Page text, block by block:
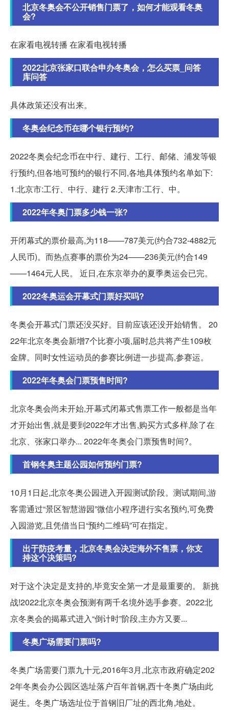
北京冬奥会不公开销售门票了，如何才能观看冬奥
会?
在家看电视转播 在家看电视转播
2022北京张家口联合申办冬奥会，怎么买票_问答
库问答
具体政策还没有出来。
冬奥会纪念币在哪个银行预约?
2022冬奥会纪念币在中行、建行、工行、邮储、浦发等银
行预约,但各地可预约的银行不同,各地具体预约名单如下:
1.北京市:工行、中行、建行 2.天津市:工行、中。
2022年冬奥门票多少钱一张?
开闭幕式的票价最高,为118——787美元(约合732-4882元
人民币)。而热点赛事的票价为24——236美元(约合149
——1464元人民。 近日,在东京举办的夏季奥运会已完。
2022冬奥运会开幕式门票好买吗?
冬奥会开幕式门票还没买好。目前应该还没开始销售。 20
22年北京冬奥会新增7个比赛小项,届时总共将产生109枚
金牌。同时女性运动员的参赛比例进一步提高,参赛运。
2022年冬奥会门票预售时间?
北京冬奥会尚未开始,开幕式闭幕式售票工作一般都是当年
才开始出售,就是要到2022年才出售,购买方式多样,除了在
北京、张家口举办... 2022年冬奥会门票预售时间?。
首钢冬奥主题公园如何预约门票?
10月1日起,北京冬奥公园进入开园测试阶段。测试期间,游
客需通过“景区智慧游园”微信小程序进行实名预约,可免费
入园游览,且凭借当日“预约二维码”可在指定。
出于防疫考量，北京冬奥会决定海外不售票，你支
持这个决策吗?
对于这个决定是支持的,毕竟安全第一才是最重要的。 新挑
战!2022北京冬奥会预测有两千名境外选手参赛。2022北
京冬奥会的揭幕式进入“倒计时”阶段,主办方又要...
冬奥广场需要门票吗?
冬奥广场需要门票九十元,2016年3月,北京市政府确定202
2年冬奥会办公园区选址落户百年首钢,西十冬奥广场由此
诞生。冬奥广场选址位于首钢旧厂址的西北角,地处。